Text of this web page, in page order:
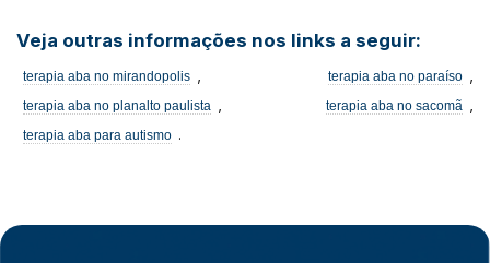
Veja outras informações nos links a seguir:
terapia aba no mirandopolis terapia aba no paraíso
terapia aba no planalto paulista terapia aba no sacomã
terapia aba para autismo .